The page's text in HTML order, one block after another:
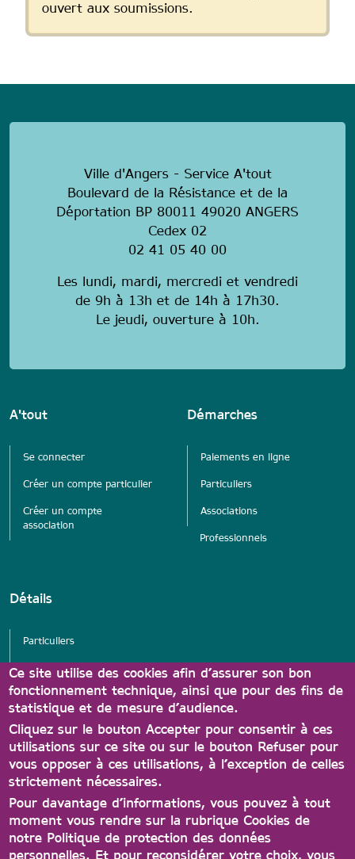
Ce site utilise des cookies afin d’assurer son bon
fonctionnement technique, ainsi que pour des fins de
statistique et de mesure d’audience.
Cliquez sur le bouton Accepter pour consentir à ces
utilisations sur ce site ou sur le bouton Refuser pour
vous opposer à ces utilisations, à l’exception de celles
strictement nécessaires.
Pour davantage d’informations, vous pouvez à tout
moment vous rendre sur la rubrique Cookies de
notre Politique de protection des données
ouvert aux soumissions.
Ville d'Angers - Service A'tout
Boulevard de la Résistance et de la
Déportation BP 80011 49020 ANGERS
Cedex 02
02 41 05 40 00
Les lundi, mardi, mercredi et vendredi
de 9h à 13h et de 14h à 17h30.
Le jeudi, ouverture à 10h.
A'tout
Se connecter
Créer un compte particulier
Créer un compte
association
Démarches
Paiements en ligne
Particuliers
Associations
Professionnels
Détails
Particuliers
Services
Associations
Partenaires Carte A'tout